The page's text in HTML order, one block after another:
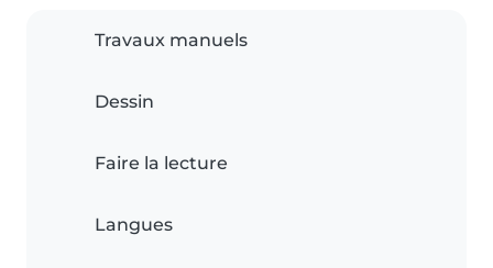
Travaux manuels
Dessin
Faire la lecture
Langues